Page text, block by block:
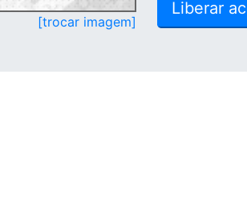
[trocar imagem]